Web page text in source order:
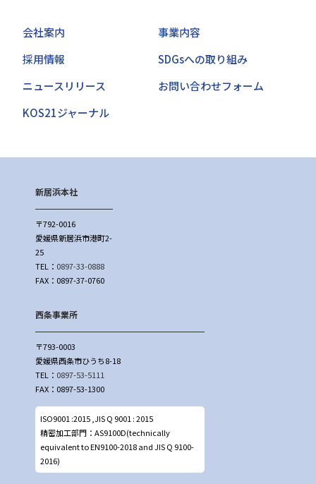
会社案内
事業内容
採用情報
SDGsへの取り組み
ニュースリリース
お問い合わせフォーム
KOS21ジャーナル
新居浜本社
〒792-0016
愛媛県新居浜市港町2-
25
TEL： 0897-33-0888
FAX：0897-37-0760
西条事業所
〒793-0003
愛媛県西条市ひうち8-18
TEL： 0897-53-5111
FAX：0897-53-1300
ISO9001 :2015 ,JIS Q 9001 : 2015
精密加工部門：AS9100D(technically
equivalent to EN9100-2018 and JIS Q 9100-
2016)